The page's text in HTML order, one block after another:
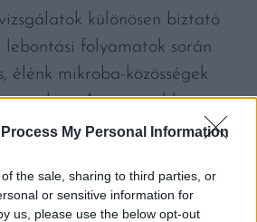
Process My Personal Information
the sale, sharing to third parties, or
or sensitive information for
us, please use the below opt-out
különösen biztató
folyamatok során
élénk mikroba-közösségek
A magasabb
készült keverékekben nem
Olyan mikroorganizmusok is
közismerten támogatják a